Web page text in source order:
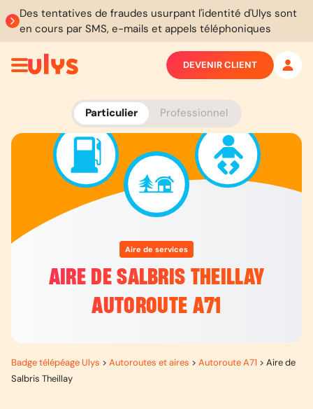
Des tentatives de fraudes usurpant l'identité d'Ulys sont
en cours par SMS, e-mails et appels téléphoniques
Particulier Professionnel
DEVENIR CLIENT
Aire de services
AIRE DE SALBRIS THEILLAY
AUTOROUTE A71
Badge télépéage Ulys > Autoroutes et aires > Autoroute A71 > Aire de
Salbris Theillay